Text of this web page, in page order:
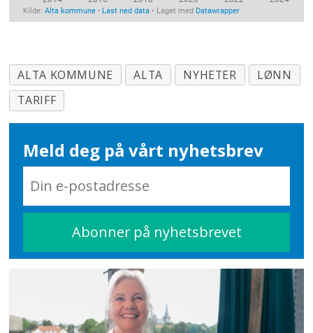
ALTA KOMMUNE ALTA NYHETER
LØNN
TARIFF
Meld deg på vårt nyhetsbrev